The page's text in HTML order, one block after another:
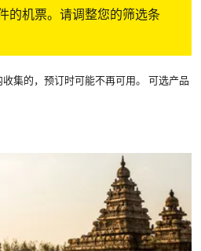
的机票。请调整您的筛选条
集的，预订时可能不再可用。 可选产品